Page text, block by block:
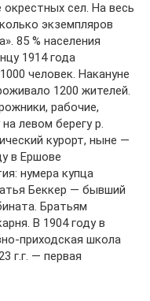
сел. На весь
экземпляров
85 % населения
1914 года
человек. Накануне
1200 жителей.
рабочие,
левом берегу р.
курорт, ныне —
в Ершове
нумера купца
Беккер — бывший
Братьям
В 1904 году в
приходская школа
г.г. — первая